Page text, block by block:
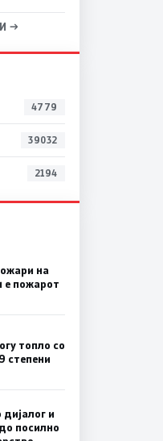
→
4779
39032
2194
на
е пожарот
топло со
степени
и
посилно